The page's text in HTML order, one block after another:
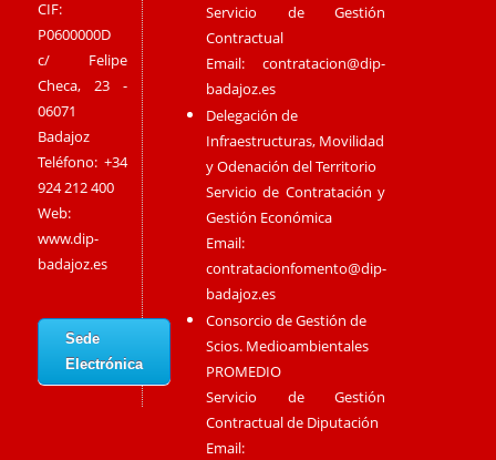
CIF:
P0600000D
c/ Felipe
Checa, 23 -
06071
Badajoz
Teléfono: +34
924 212 400
Web:
www.dip-
badajoz.es
Sede
Electrónica
Servicio de Gestión
Contractual
Email:contratacion@dip-
badajoz.es
Delegación de
Infraestructuras, Movilidad
y Odenación del Territorio
Servicio de Contratación y
Gestión Económica
Email:
contratacionfomento@dip-
badajoz.es
Consorcio de Gestión de
Scios. Medioambientales
PROMEDIO
Servicio de Gestión
Contractual de Diputación
Email: